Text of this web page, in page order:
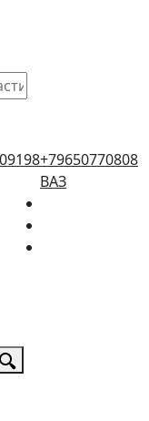
+79650770808
ВАЗ